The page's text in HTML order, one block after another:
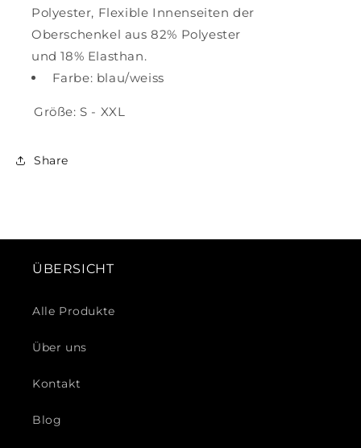
Polyester, Flexible Innenseiten der
Oberschenkel aus 82% Polyester
und 18% Elasthan.
Farbe: blau/weiss
Größe: S - XXL
Share
ÜBERSICHT
Alle Produkte
Über uns
Kontakt
Blog